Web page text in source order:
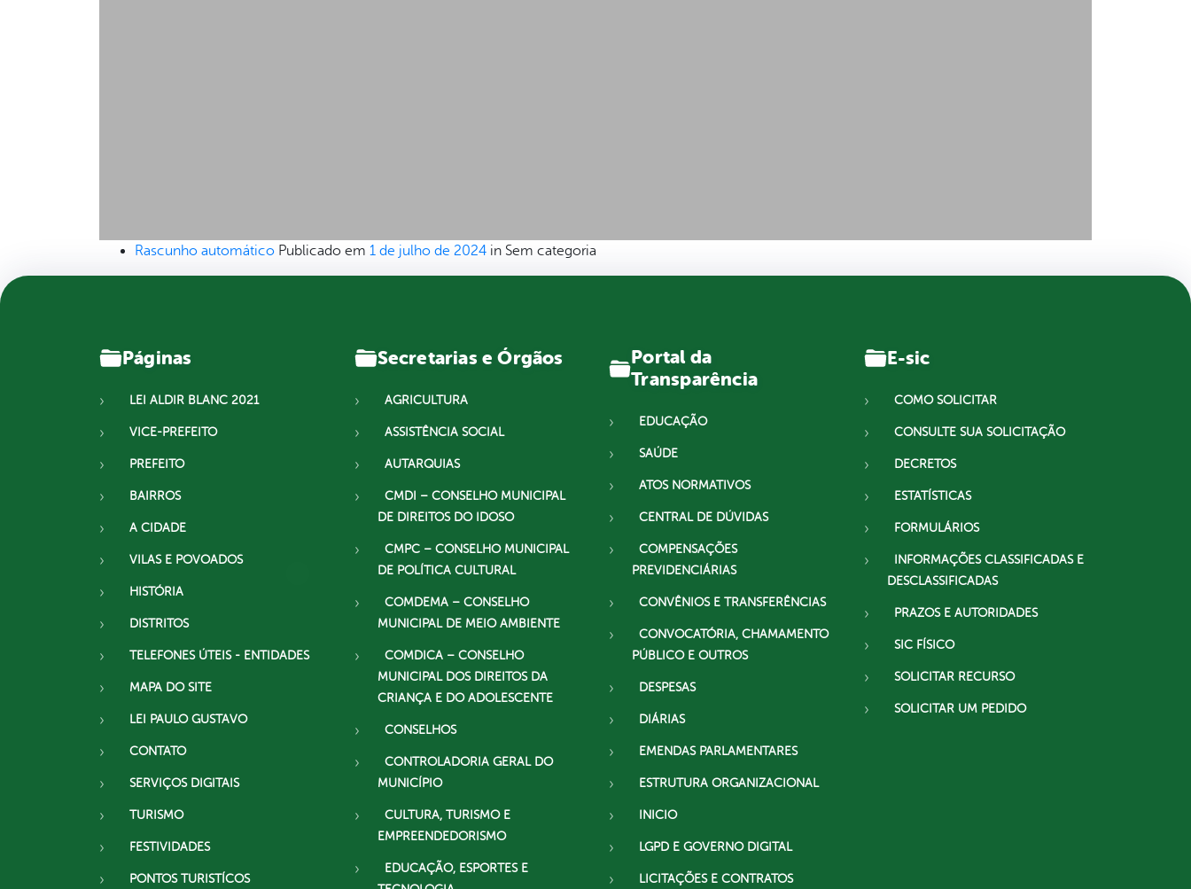
Rascunho automático Publicado em 1 de julho de 2024 in Sem categoria
Páginas
LEI ALDIR BLANC 2021
VICE-PREFEITO
PREFEITO
BAIRROS
A CIDADE
VILAS E POVOADOS
HISTÓRIA
DISTRITOS
TELEFONES ÚTEIS - ENTIDADES
MAPA DO SITE
LEI PAULO GUSTAVO
CONTATO
SERVIÇOS DIGITAIS
TURISMO
FESTIVIDADES
PONTOS TURISTÍCOS
Secretarias e Órgãos
AGRICULTURA
ASSISTÊNCIA SOCIAL
AUTARQUIAS
CMDI – CONSELHO MUNICIPAL
DE DIREITOS DO IDOSO
CMPC – CONSELHO MUNICIPAL
DE POLÍTICA CULTURAL
COMDEMA – CONSELHO
MUNICIPAL DE MEIO AMBIENTE
COMDICA – CONSELHO
MUNICIPAL DOS DIREITOS DA
CRIANÇA E DO ADOLESCENTE
CONSELHOS
CONTROLADORIA GERAL DO
MUNICÍPIO
CULTURA, TURISMO E
EMPREENDEDORISMO
EDUCAÇÃO, ESPORTES E
Portal da
Transparência
EDUCAÇÃO
SAÚDE
ATOS NORMATIVOS
CENTRAL DE DÚVIDAS
COMPENSAÇÕES
PREVIDENCIÁRIAS
CONVÊNIOS E TRANSFERÊNCIAS
CONVOCATÓRIA, CHAMAMENTO
PÚBLICO E OUTROS
DESPESAS
DIÁRIAS
EMENDAS PARLAMENTARES
ESTRUTURA ORGANIZACIONAL
INICIO
LGPD E GOVERNO DIGITAL
LICITAÇÕES E CONTRATOS
E-sic
COMO SOLICITAR
CONSULTE SUA SOLICITAÇÃO
DECRETOS
ESTATÍSTICAS
FORMULÁRIOS
INFORMAÇÕES CLASSIFICADAS E
DESCLASSIFICADAS
PRAZOS E AUTORIDADES
SIC FÍSICO
SOLICITAR RECURSO
SOLICITAR UM PEDIDO